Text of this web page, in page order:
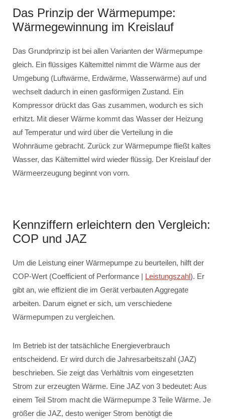
Das Prinzip der Wärmepumpe:
Wärmegewinnung im Kreislauf
Das Grundprinzip ist bei allen Varianten der Wärmepumpe
gleich. Ein flüssiges Kältemittel nimmt die Wärme aus der
Umgebung (Luftwärme, Erdwärme, Wasserwärme) auf und
wechselt dadurch in einen gasförmigen Zustand. Ein
Kompressor drückt das Gas zusammen, wodurch es sich
erhitzt. Mit dieser Wärme kommt das Wasser der Heizung
auf Temperatur und wird über die Verteilung in die
Wohnräume gebracht. Zurück zur Wärmepumpe fließt kaltes
Wasser, das Kältemittel wird wieder flüssig. Der Kreislauf der
Wärmeerzeugung beginnt von vorn.
Kennziffern erleichtern den Vergleich:
COP und JAZ
Um die Leistung einer Wärmepumpe zu beurteilen, hilft der
COP-Wert (Coefficient of Performance | Leistungszahl). Er
gibt an, wie effizient die im Gerät verbauten Aggregate
arbeiten. Darum eignet er sich, um verschiedene
Wärmepumpen zu vergleichen.
Im Betrieb ist der tatsächliche Energieverbrauch
entscheidend. Er wird durch die Jahresarbeitszahl (JAZ)
beschrieben. Sie zeigt das Verhältnis vom eingesetzten
Strom zur erzeugten Wärme. Eine JAZ von 3 bedeutet: Aus
einem Teil Strom macht die Wärmepumpe 3 Teile Wärme. Je
größer die JAZ, desto weniger Strom benötigt die